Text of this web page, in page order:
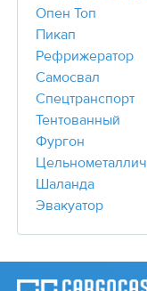
Опен Топ
Пикап
Рефрижератор
Самосвал
Спецтранспорт
Тентованный
Фургон
Шаланда
Эвакуатор